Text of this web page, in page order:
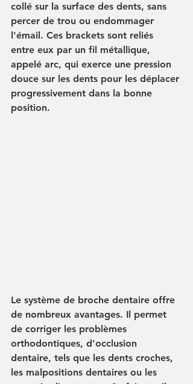
collé sur la surface des dents, sans
percer de trou ou endommager
l'émail. Ces brackets sont reliés
entre eux par un fil métallique,
appelé arc, qui exerce une pression
douce sur les dents pour les déplacer
progressivement dans la bonne
position.
Le système de broche dentaire offre
de nombreux avantages. Il permet
de corriger les problèmes
orthodontiques, d'occlusion
dentaire, tels que les dents croches,
les malpositions dentaires ou les